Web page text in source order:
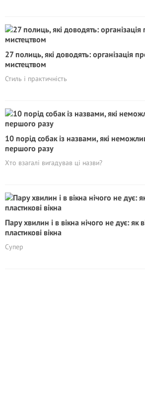
27 полиць, які доводять: організація
мистецтвом
Стиль і практичність
10 порід собак із назвами, які
першого разу
Хто взагалі вигадував ці назви?
Пару хвилин і в вікна нічого не дує: як
пластикові вікна
Супер